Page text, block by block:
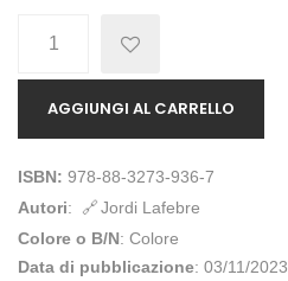
AGGIUNGI AL CARRELLO
ISBN: 978-88-3273-936-7
Autori:
Jordi Lafebre
Colore o B/N: Colore
Data di pubblicazione: 03/11/2023